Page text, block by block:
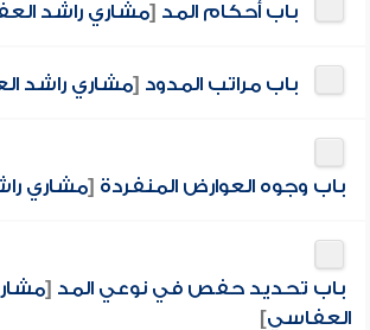
باب أحكام المد [مشاري راشد
باب مراتب المدود [مشاري راشد
باب وجوه العوارض المنفردة [مشاري
باب تحديد حفص في نوعي المد [
العفاسي]